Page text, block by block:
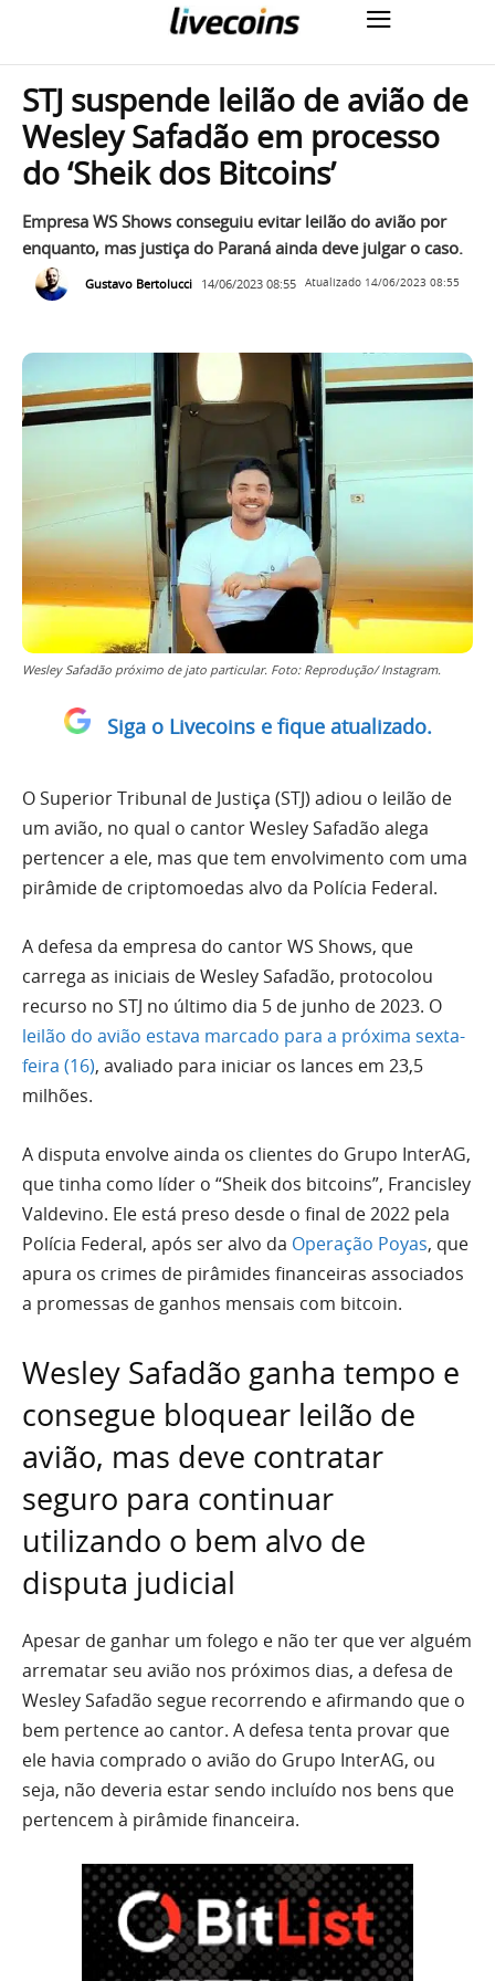
STJ suspende leilão de avião de
Wesley Safadão em processo
do ‘Sheik dos Bitcoins’
Empresa WS Shows conseguiu evitar leilão do avião por
enquanto, mas justiça do Paraná ainda deve julgar o caso.
Gustavo Bertolucci 14/06/2023 08:55 Atualizado 14/06/2023 08:55
Wesley Safadão próximo de jato particular. Foto: Reprodução/ Instagram.
Siga o Livecoins e fique atualizado.
O Superior Tribunal de Justiça (STJ) adiou o leilão de
um avião, no qual o cantor Wesley Safadão alega
pertencer a ele, mas que tem envolvimento com uma
pirâmide de criptomoedas alvo da Polícia Federal.
A defesa da empresa do cantor WS Shows, que
carrega as iniciais de Wesley Safadão, protocolou
recurso no STJ no último dia 5 de junho de 2023. O
leilão do avião estava marcado para a próxima sexta-
feira (16), avaliado para iniciar os lances em 23,5
milhões.
A disputa envolve ainda os clientes do Grupo InterAG,
que tinha como líder o “Sheik dos bitcoins”, Francisley
Valdevino. Ele está preso desde o final de 2022 pela
Polícia Federal, após ser alvo da Operação Poyas, que
apura os crimes de pirâmides financeiras associados
a promessas de ganhos mensais com bitcoin.
Wesley Safadão ganha tempo e
consegue bloquear leilão de
avião, mas deve contratar
seguro para continuar
utilizando o bem alvo de
disputa judicial
Apesar de ganhar um folego e não ter que ver alguém
arrematar seu avião nos próximos dias, a defesa de
Wesley Safadão segue recorrendo e afirmando que o
bem pertence ao cantor. A defesa tenta provar que
ele havia comprado o avião do Grupo InterAG, ou
seja, não deveria estar sendo incluído nos bens que
pertencem à pirâmide financeira.